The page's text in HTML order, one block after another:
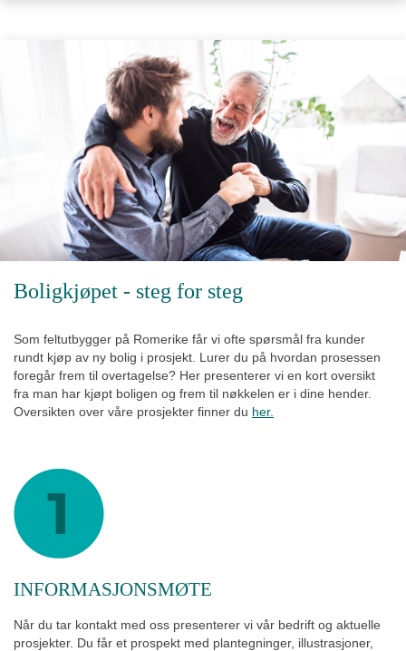
BOLIGPROSJEKTER
OM I-BOLIG
Om i-Bolig
Ledige stillinger
Vi søker tomter
KONTAKT
OPPUSSING
Boligkjøpet - steg for steg
Som feltutbygger på Romerike får vi ofte spørsmål fra kunder
rundt kjøp av ny bolig i prosjekt. Lurer du på hvordan prosessen
foregår frem til overtagelse? Her presenterer vi en kort oversikt
fra man har kjøpt boligen og frem til nøkkelen er i dine hender.
Oversikten over våre prosjekter finner du her.
INFORMASJONSMØTE
Når du tar kontakt med oss presenterer vi vår bedrift og aktuelle
prosjekter. Du får et prospekt med plantegninger, illustrasjoner,